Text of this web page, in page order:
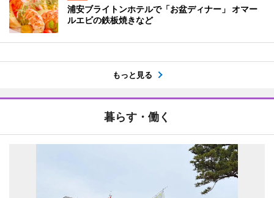
浦安ブライトンホテルで「お盆ディナー」 オマー
ルエビの鉄板焼きなど
もっと見る
暮らす・働く